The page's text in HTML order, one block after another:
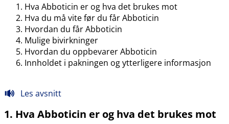
Hva Abboticin er og hva det brukes mot
Hva du må vite før du får Abboticin
Hvordan du får Abboticin
Mulige bivirkninger
Hvordan du oppbevarer Abboticin
Innholdet i pakningen og ytterligere informasjon
Les avsnitt
1. Hva Abboticin er og hva det brukes mot